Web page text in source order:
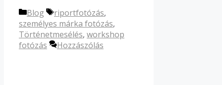
Kategória
Blog Címkék
riportfotózás,
személyes márka fotózás,
Történetmesélés, workshop
fotózás
Hozzászólás